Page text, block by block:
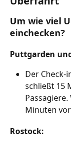
Um wie viel
einchecken?
Puttgarden
Der Check-
schließt 15
Minuten
Rostock: